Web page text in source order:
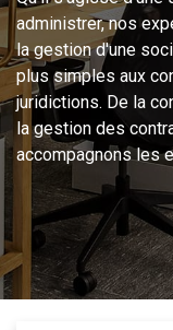
administrer, nos
la gestion d'une
plus simples aux
juridictions. De la
la gestion des
accompagnons les